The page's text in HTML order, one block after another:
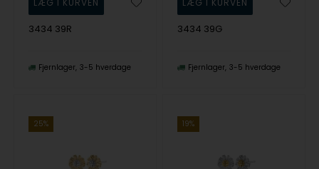
3434 39R
Fjernlager 3-5 hverdage
3434 39G
Fjernlager 3-5 hverdage
25% 19%